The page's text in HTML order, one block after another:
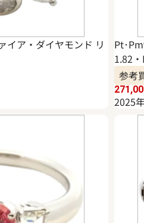
イア・ダイヤモンド リ
Pt･
1.82
参考
2025